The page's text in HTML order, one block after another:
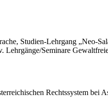
Studien-Lehrgang „Neo-
Seminare
Rechtssystem bei